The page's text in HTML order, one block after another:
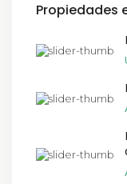
Propiedades